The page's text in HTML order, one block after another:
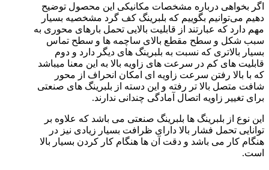
اگر بخواهی درباره مشخصات مکانیکی این محصول توضیح
دهیم می‌توانیم بگوییم که بلبرینگ کف گرد مشخصیه بسیار
مهم دارد که عبارتند از قابلیت بالایی تحمل بارهای محوری به
سبب شکل و سطح مقطع بالای ساچمه ها و سطح تماس
بسیار بالاتری که نسبت به بلبرینگ های دیگر دارد و دوم
قابلیت های کم در سرعت های زاویه بالا به این معنا میباشد
که با بالا رفتن سرعت زاویه ای امکان انحراف از محور
شافت متصل بالا تر رفته و این دسته از بلبرینگ های صنعتی
برای تغییر زاویه اتصال آمادگی چندانی ندارند.
این نوع از بلبرینگ ها بلبرینگ صنعتی می باشد که علاوه بر
توانایی تحمل فشار بالا دارای ظرافت بسیار زیادی نیز در
هنگام کار می باشد و دقت آن ها هنگام کار کردن بسیار بالا
است.